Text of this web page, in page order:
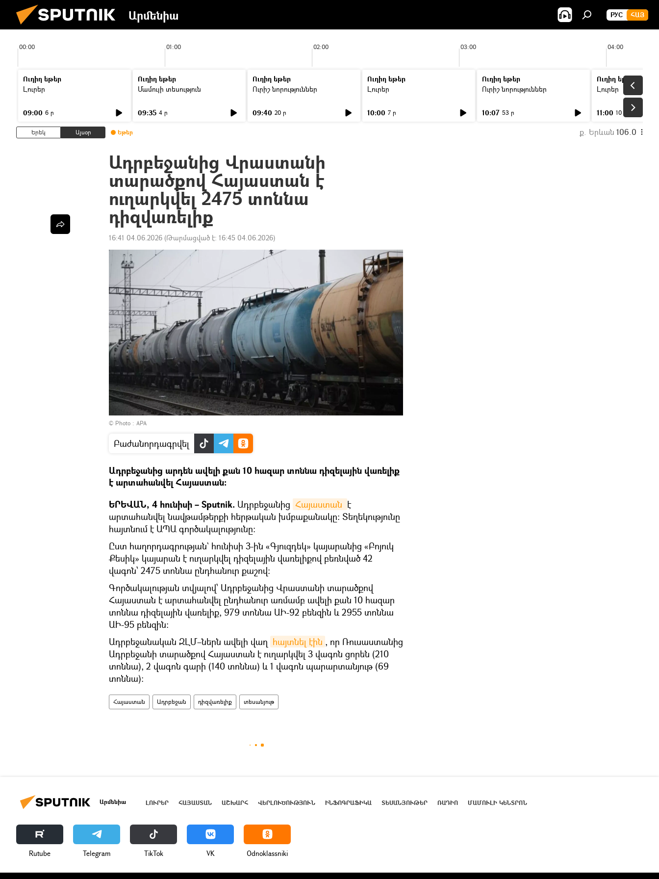
Արմենիա РУС ՀԱՅ
00:00 01:00 02:00 03:00 04:00
Ուղիղ եթեր
Լուրեր
09:00 6 ր
Ուղիղ եթեր
Մամուլի տեսություն
09:35 4 ր
Ուղիղ եթեր
Ուրիշ նորություններ
09:40 20 ր
Ուղիղ եթեր
Լուրեր
10:00 7 ր
Ուղիղ եթեր
Ուրիշ նորություններ
10:07 53 ր
Ուղիղ եթեր
Լուրեր
11:00 10 ր
Երեկ Այսօր Եթեր ք. Երևան 106.0
Ադրբեջանից Վրաստանի
տարածքով Հայաստան է
ուղարկվել 2475 տոննա
դիզվառելիք
16:41 04.06.2026 (Թարմացված է: 16:45 04.06.2026)
© Photo : APA
Բաժանորդագրվել
Ադրբեջանից արդեն ավելի քան 10 հազար տոննա դիզելային վառելիք
է արտահանվել Հայաստան։
ԵՐԵՎԱՆ, 4 հունիսի – Sputnik. Ադրբեջանից Հայաստան է
արտահանվել նավթամթերքի հերթական խմբաքանակը։ Տեղեկությունը
հայտնում է ԱՊԱ գործակալությունը:
Ըստ հաղորդագրության` հունիսի 3-ին «Գյուզդեկ» կայարանից «Բոյուկ
Քեսիկ» կայարան է ուղարկվել դիզելային վառելիքով բեռնված 42
վագոն՝ 2475 տոննա ընդհանուր քաշով:
Գործակալության տվյալով՝ Ադրբեջանից Վրաստանի տարածքով
Հայաստան է արտահանվել ընդհանուր առմամբ ավելի քան 10 հազար
տոննա դիզելային վառելիք, 979 տոննա ԱԻ-92 բենզին և 2955 տոննա
ԱԻ-95 բենզին:
Ադրբեջանական ԶԼՄ–ներն ավելի վաղ հայտնել էին , որ Ռուսաստանից
Ադրբեջանի տարածքով Հայաստան է ուղարկվել 3 վագոն ցորեն (210
տոննա), 2 վագոն գարի (140 տոննա) և 1 վագոն պարարտանյութ (69
տոննա):
Հայաստան Ադրբեջան դիզվառելիք տեսանյութ
Արմենիա ԼՈՒՐԵՐ ՀԱՅԱՍՏԱՆ ԱՇԽԱՐՀ ՎԵՐԼՈՒԾՈՒԹՅՈՒՆ ԻՆՖՈԳՐԱՖԻԿԱ ՏԵՍԱՆՅՈՒԹԵՐ ՌԱԴԻՈ ՄԱՄՈՒԼԻ ԿԵՆՏՐՈՆ
Rutube Telegram ТikТоk VK Odnoklassniki